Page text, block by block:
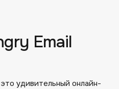
Email
удивительный онлайн-